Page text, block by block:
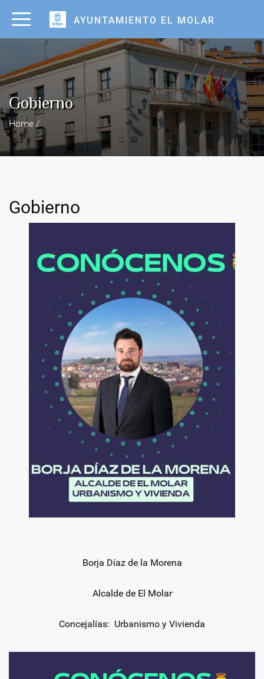
AYUNTAMIENTO EL MOLAR
Gobierno
Home /
Gobierno
Borja Díaz de la Morena
Alcalde de El Molar
Concejalías: Urbanismo y Vivienda